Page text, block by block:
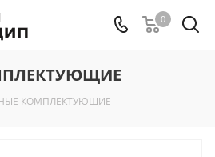
0
КОМПЛЕКТУЮЩИЕ